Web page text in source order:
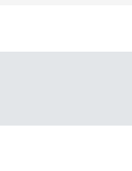
Terpercaya™